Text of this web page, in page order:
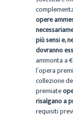
opere
più sensi e,
dovranno
ammonta a
l’opera
collezione
premiate
risalgano a
requisiti